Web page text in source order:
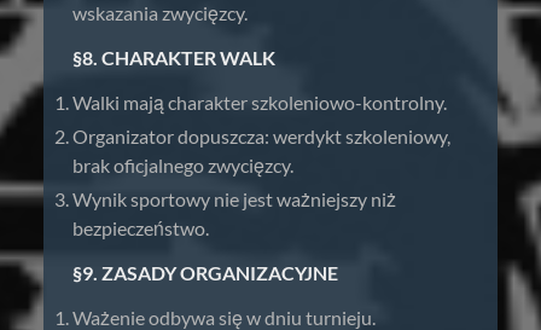
wskazania zwycięzcy.
§8. CHARAKTER WALK
Walki mają charakter szkoleniowo-kontrolny.
Organizator dopuszcza: werdykt szkoleniowy,
brak oficjalnego zwycięzcy.
Wynik sportowy nie jest ważniejszy niż
bezpieczeństwo.
§9. ZASADY ORGANIZACYJNE
Ważenie odbywa się w dniu turnieju.